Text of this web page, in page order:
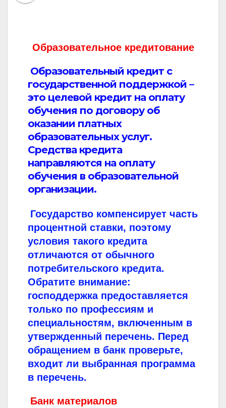
Образовательное кредитование
Образовательный кредит с
государственной поддержкой –
это целевой кредит на оплату
обучения по договору об
оказании платных
образовательных услуг.
Средства кредита
направляются на оплату
обучения в образовательной
организации.
Государство компенсирует часть
процентной ставки, поэтому
условия такого кредита
отличаются от обычного
потребительского кредита.
Обратите внимание:
господдержка предоставляется
только по профессиям и
специальностям, включенным в
утвержденный перечень. Перед
обращением в банк проверьте,
входит ли выбранная программа
в перечень.
Банк материалов